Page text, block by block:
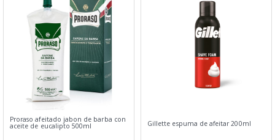
Proraso afeitado jabon de barba con
aceite de eucalipto 500ml Gillette espuma de afeitar 200ml